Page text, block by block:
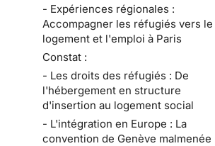
- Expériences régionales :
Accompagner les réfugiés vers le
logement et l'emploi à Paris
Constat :
- Les droits des réfugiés : De
l'hébergement en structure
d'insertion au logement social
- L'intégration en Europe : La
convention de Genève malmenée